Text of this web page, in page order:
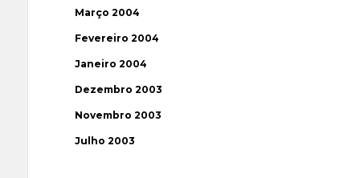
Março 2004
Fevereiro 2004
Janeiro 2004
Dezembro 2003
Novembro 2003
Julho 2003